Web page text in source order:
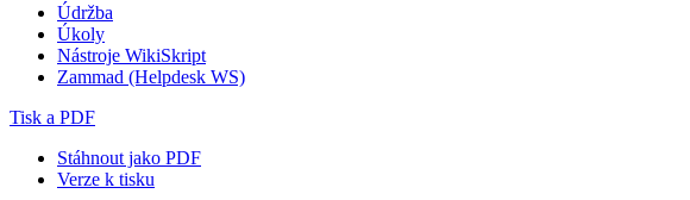
Údržba
Úkoly
Nástroje WikiSkript
Zammad (Helpdesk WS)
Tisk a PDF
Stáhnout jako PDF
Verze k tisku